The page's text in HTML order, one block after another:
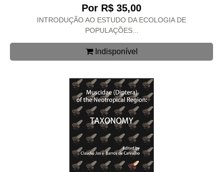
Por R$ 35,00
INTRODUÇÃO AO ESTUDO DA ECOLOGIA DE
POPULAÇÕES...
Indisponível